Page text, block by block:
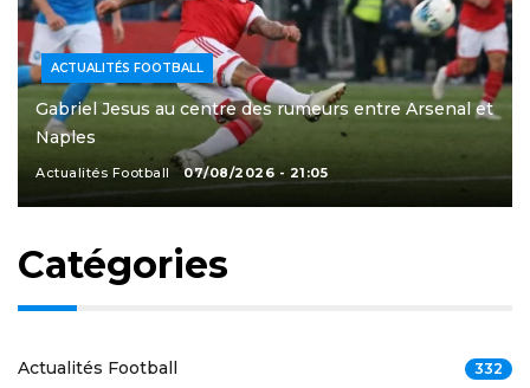
ACTUALITÉS FOOTBALL
Gabriel Jesus au centre des rumeurs entre Arsenal et
Naples
Actualités Football 07/08/2026 - 21:05
Catégories
Actualités Football 332